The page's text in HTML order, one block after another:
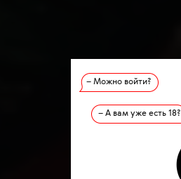
– Можно войти?
– А вам уже есть 18?